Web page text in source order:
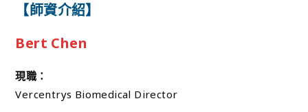
【師資介紹】
Bert Chen
現職：
Vercentrys Biomedical Director